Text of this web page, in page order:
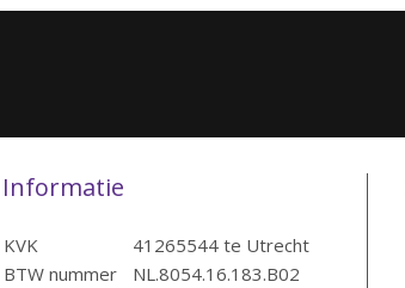
Informatie
KVK
41265544 te Utrecht
BTW nummer
NL.8054.16.183.B02